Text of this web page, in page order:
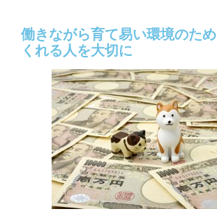
働きながら育て易い環境のた
くれる人を大切に